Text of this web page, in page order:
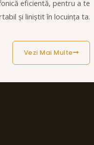
eficientă, pentru a te
și liniștit în locuința ta.
Vezi Mai Multe